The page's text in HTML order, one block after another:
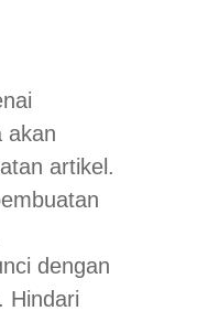
akan
artikel.
dengan
Hindari